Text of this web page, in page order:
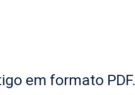
em formato PDF.